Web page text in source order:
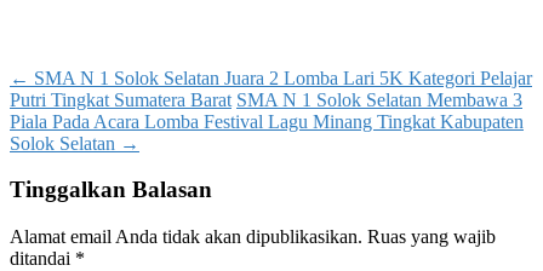
Post
navigation
← SMA N 1 Solok Selatan Juara 2 Lomba Lari 5K Kategori Pelajar
Putri Tingkat Sumatera Barat SMA N 1 Solok Selatan Membawa 3
Piala Pada Acara Lomba Festival Lagu Minang Tingkat Kabupaten
Solok Selatan →
Tinggalkan Balasan
Alamat email Anda tidak akan dipublikasikan. Ruas yang wajib
ditandai *